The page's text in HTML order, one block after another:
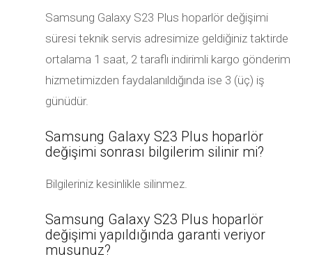
Samsung Galaxy S23 Plus hoparlör değişimi
süresi teknik servis adresimize geldiğiniz taktirde
ortalama 1 saat, 2 taraflı indirimli kargo gönderim
hizmetimizden faydalanıldığında ise 3 (üç) iş
günüdür.
Samsung Galaxy S23 Plus hoparlör
değişimi sonrası bilgilerim silinir mi?
Bilgileriniz kesinlikle silinmez.
Samsung Galaxy S23 Plus hoparlör
değişimi yapıldığında garanti veriyor
musunuz?